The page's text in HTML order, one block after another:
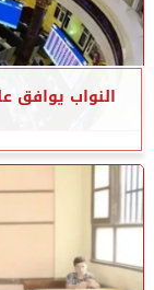
النواب يوافق